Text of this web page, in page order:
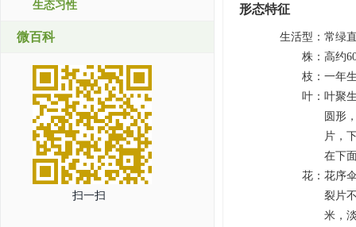
生态习性
微百科
扫一扫
形态特征
生活型 ： 常绿
株 ： 高约
枝 ： 一年
叶 ： 叶聚
圆形
片，
在下
花 ： 花序
裂片
米，